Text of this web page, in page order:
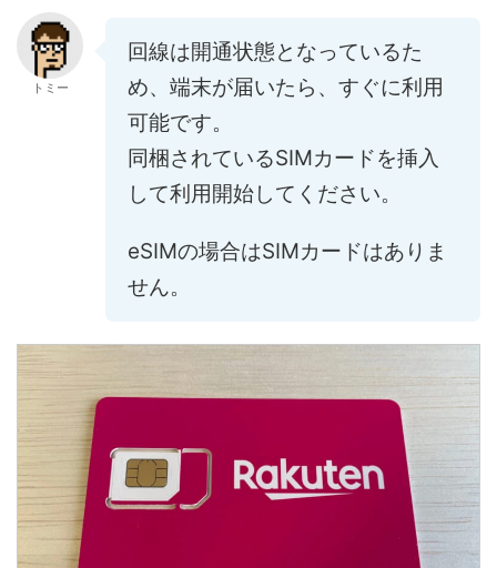
トミー
回線は開通状態となっているた
め、端末が届いたら、すぐに利用
可能です。
同梱されているSIMカードを挿入
して利用開始してください。
eSIMの場合はSIMカードはありま
せん。